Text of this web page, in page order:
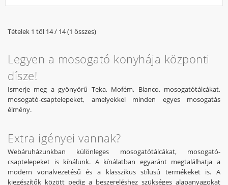
Tételek 1 től 14 / 14 (1 összes)
Legyen a mosogató konyhája központi
dísze!
Ismerje meg a gyönyörű Teka, Mofém, Blanco, mosogatótálcákat,
mosogató-csaptelepeket, amelyekkel minden egyes mosogatás
élmény.
Extra igényei vannak?
Webáruházunkban különleges mosogatótálcákat, mosogató-
csaptelepeket is kínálunk. A kínálatban egyaránt megtalálhatja a
modern vonalvezetésű és a klasszikus stílusú termékeket is. A
kiegészítők között pedig a beszereléshez szükséges alapanyagokat